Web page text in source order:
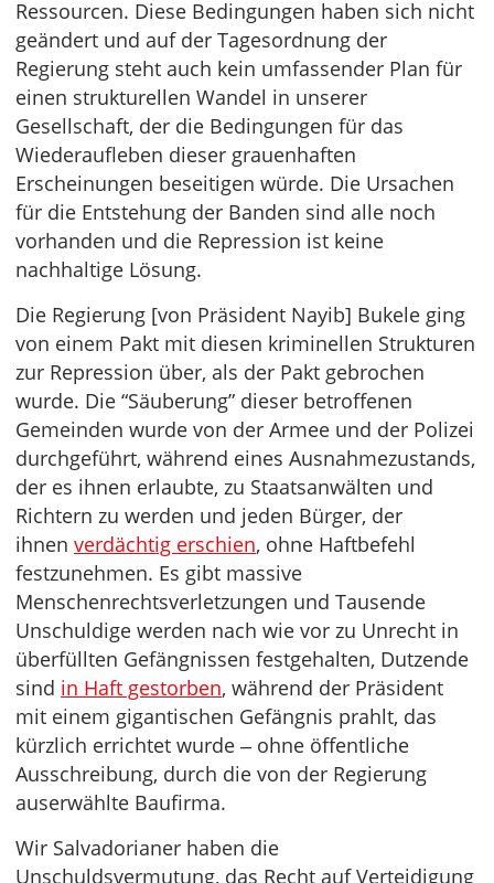
Ressourcen. Diese Bedingungen haben sich nicht
geändert und auf der Tagesordnung der
Regierung steht auch kein umfassender Plan für
einen strukturellen Wandel in unserer
Gesellschaft, der die Bedingungen für das
Wiederaufleben dieser grauenhaften
Erscheinungen beseitigen würde. Die Ursachen
für die Entstehung der Banden sind alle noch
vorhanden und die Repression ist keine
nachhaltige Lösung.
Die Regierung [von Präsident Nayib] Bukele ging
von einem Pakt mit diesen kriminellen Strukturen
zur Repression über, als der Pakt gebrochen
wurde. Die “Säuberung” dieser betroffenen
Gemeinden wurde von der Armee und der Polizei
durchgeführt, während eines Ausnahmezustands,
der es ihnen erlaubte, zu Staatsanwälten und
Richtern zu werden und jeden Bürger, der
ihnen verdächtig erschien, ohne Haftbefehl
festzunehmen. Es gibt massive
Menschenrechtsverletzungen und Tausende
Unschuldige werden nach wie vor zu Unrecht in
überfüllten Gefängnissen festgehalten, Dutzende
sind in Haft gestorben, während der Präsident
mit einem gigantischen Gefängnis prahlt, das
kürzlich errichtet wurde ‒ ohne öffentliche
Ausschreibung, durch die von der Regierung
auserwählte Baufirma.
Wir Salvadorianer haben die
Unschuldsvermutung, das Recht auf Verteidigung